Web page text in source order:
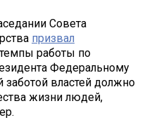
Совета
призвал
работы по
Федеральному
властей должно
жизни людей,